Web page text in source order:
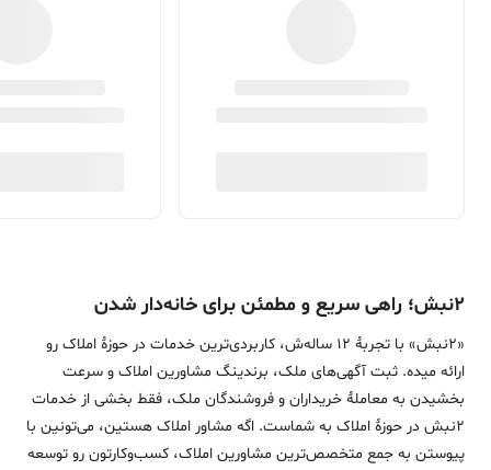
۲نبش؛ راهی سریع و مطمئن برای خانه‌دار شدن
«2نبش» با تجربۀ 12 ساله‌ش، کاربردی‌ترین خدمات در حوزۀ املاک رو
ارائه میده. ثبت آگهی‌های ملک، برندینگ مشاورین املاک و سرعت
بخشیدن به معاملۀ خریداران و فروشندگان ملک، فقط بخشی از خدمات
2نبش در حوزۀ املاک به شماست. اگه مشاور املاک هستین، می‌تونین با
پیوستن به جمع متخصص‌ترین مشاورین املاک، کسب‌وکارتون رو توسعه